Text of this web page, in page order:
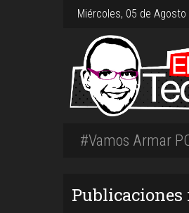
Miércoles, 05 de Agosto
#Vamos Armar
Publicaciones